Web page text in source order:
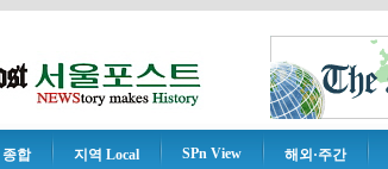
합 지역 Local SPn View 해외·주간